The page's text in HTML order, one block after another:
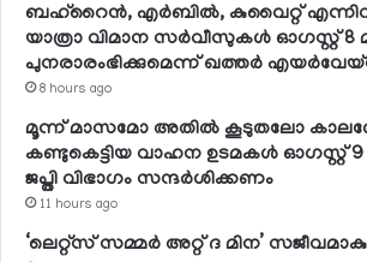
ബഹ്റൈന്‍, എര്‍ബില്‍, കുവൈറ്റ്
യാത്രാ വിമാന സര്‍വീസുകള്‍ ഓഗസ്റ്റ്
പുനരാരംഭിക്കുമെന്ന് ഖത്തര്‍
8 hours ago
മൂന്ന് മാസമോ അതില്‍ കൂടുതലോ
കണ്ടുകെട്ടിയ വാഹന ഉടമകള്‍ ഓഗസ്റ്റ്
ജപ്തി വിഭാഗം സന്ദര്‍ശിക്കണം
11 hours ago
‘ലെറ്റ്‌സ് സമ്മര്‍ അറ്റ് ദ മിന’